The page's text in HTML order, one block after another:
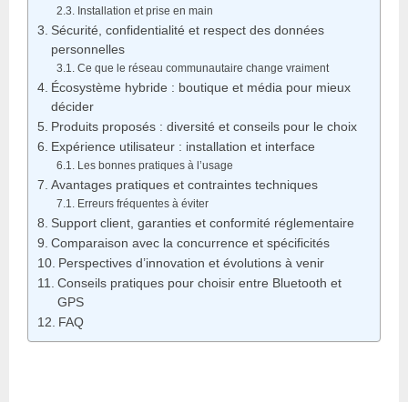
Installation et prise en main
Sécurité, confidentialité et respect des données
personnelles
Ce que le réseau communautaire change vraiment
Écosystème hybride : boutique et média pour mieux
décider
Produits proposés : diversité et conseils pour le choix
Expérience utilisateur : installation et interface
Les bonnes pratiques à l’usage
Avantages pratiques et contraintes techniques
Erreurs fréquentes à éviter
Support client, garanties et conformité réglementaire
Comparaison avec la concurrence et spécificités
Perspectives d’innovation et évolutions à venir
Conseils pratiques pour choisir entre Bluetooth et
GPS
FAQ